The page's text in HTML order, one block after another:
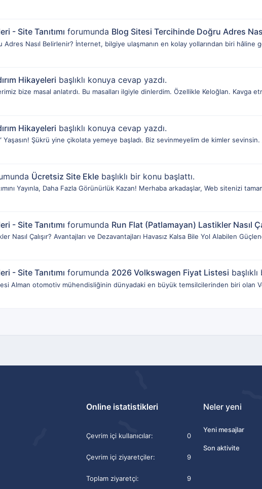
- Site Tanıtımı forumunda Blog Sitesi Tercihinde Doğru Adres
Adres Nasıl Belirlenir? İnternet, bilgiye ulaşmanın en kolay yollarından biri hâline
Hikayeleri başlıklı konuya cevap yazdı.
bize masal anlatırdı. Bu masalları ilgiyle dinlerdim. Özellikle Keloğlan. Kavga
Hikayeleri başlıklı konuya cevap yazdı.
“ Yaşasın! Şükrü yine çikolata yemeye başladı. Biz sevinmeyelim de kimler
Ücretsiz Site Ekle başlıklı bir konu başlattı.
Yayınla, Daha Fazla Görünürlük Kazan! Merhaba arkadaşlar, Web sitenizi
- Site Tanıtımı forumunda Run Flat (Patlamayan) Lastikler Nasıl
Nasıl Çalışır? Avantajları ve Dezavantajları Havasız Kalsa Bile Yol Alabilen
- Site Tanıtımı forumunda 2026 Volkswagen Fiyat Listesi
Alman otomotiv mühendisliğinin dünyadaki en büyük temsilcilerinden biri olan
Online istatistikleri
Çevrim içi kullanıcılar 0
Çevrim içi ziyaretçiler 9
Toplam ziyaretçi 9
Neler yeni
Yeni mesajlar
Son aktivite